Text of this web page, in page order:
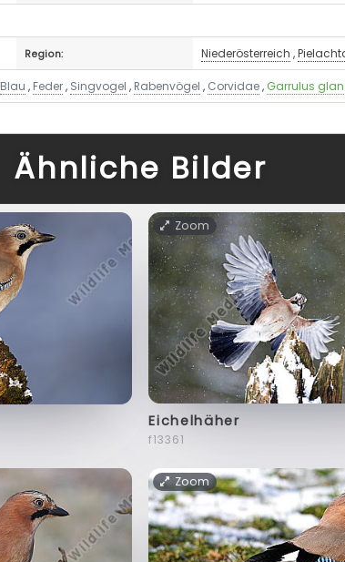
Region: Niederösterreich ,
Blau , Feder, Singvogel , Rabenvögel , Corvidae, Garrulus
Ähnliche Bilder
Zoom
Eichelhäher
f13361
Zoom